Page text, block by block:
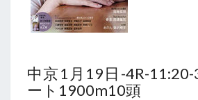
中京1月19日-4R-
ート1900m10頭